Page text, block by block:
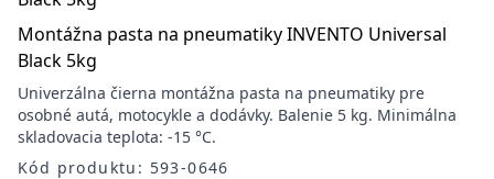
Montážna pasta na pneumatiky INVENTO Universal
Black 5kg
Univerzálna čierna montážna pasta na pneumatiky pre
osobné autá, motocykle a dodávky. Balenie 5 kg. Minimálna
skladovacia teplota: -15 °C.
Kód produktu: 593-0646